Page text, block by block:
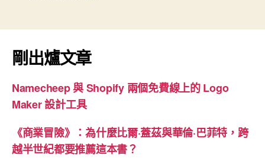
的
大
剛出爐文章
Namecheep 與 Shopify 兩個免費線上的 Logo
Maker 設計工具
《商業冒險》：為什麼比爾·蓋茲與華倫·巴菲特，跨
越半世紀都要推薦這本書？